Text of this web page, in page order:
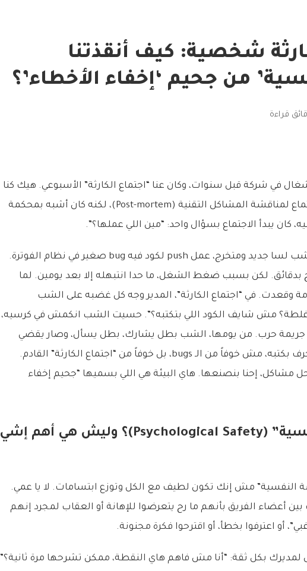
شخصية: كيف أنقذتنا
من جحيم ‘إخفاء الأخطاء’؟
في شركة قبل سنوات، وكان عنا “اجتماع الكارثة” الأسبوعي. هيك كنا
نسميه بيننا. هو بالأساس اجتماع لمناقشة المشاكل التقنية (Post-mortem)، لكنه كان أشبه بمحكمة
كان يبدأ الاجتماع بسؤال واحد: “مين اللي عملها؟”.
في مرة من المرات، زميل إلنا، شب لسا جديد ومتخرج، عمل push لكود فيه bug صغير في نظام الفوترة.
لكن بسبب ضغط الشغل، ما حدا انتبهله إلا بعد يومين. لما
وقعدت. في “اجتماع الكارثة”، المدير وجه كل غضبه على الشب
مش شايف الكود اللي بتكتبه؟”. حسيت الشب انكمش في كرسيه،
جريمة حرب. من يومها، الشب بطل يشارك، بطل يسأل، وصار يقضي
ساعات إضافية يتأكد من كل حرف بكتبه، مش خوفاً من الـ bugs، بل خوفاً من “اجتماع الكارثة” القادم.
مشاكل، إحنا بنصنعها. هاي البيئة هي اللي بسميها “جحيم إخفاء
ما هي “السلامة النفسية” (Psychological Safety)؟ وليش هي أهم إشي
النفسية” مش إنك تكون لطيف مع الكل وتوزع ابتسامات. لا يا عمي.
أعضاء الفريق بأنهم ما رح يتعرضوا للإهانة أو العقاب لمجرد إنهم
أو اعترفوا بخطأ، أو اقترحوا فكرة مجنونة.
لمديرك بكل ثقة: “أنا مش فاهم هاي النقطة، ممكن تشرحها مرة ثانية؟”